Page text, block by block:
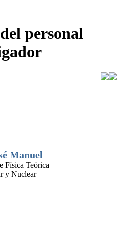
personal
Manuel
Física Teórica
y Nuclear